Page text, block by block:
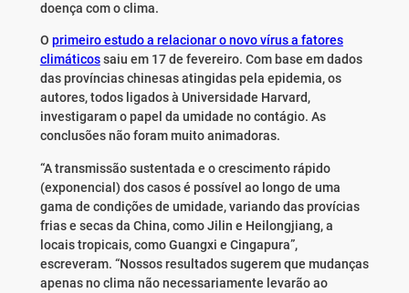
doença com o clima.
O primeiro estudo a relacionar o novo vírus a fatores
climáticossaiu em 17 de fevereiro. Com base em dados
das províncias chinesas atingidas pela epidemia, os
autores, todos ligados à Universidade Harvard,
investigaram o papel da umidade no contágio. As
conclusões não foram muito animadoras.
“A transmissão sustentada e o crescimento rápido
(exponencial) dos casos é possível ao longo de uma
gama de condições de umidade, variando das provícias
frias e secas da China, como Jilin e Heilongjiang, a
locais tropicais, como Guangxi e Cingapura”,
escreveram. “Nossos resultados sugerem que mudanças
apenas no clima não necessariamente levarão ao